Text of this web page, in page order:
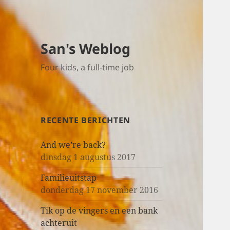
San's Weblog
Four kids, a full-time job
RECENTE BERICHTEN
And we’re back?
dinsdag 1 augustus 2017
Familieuitstap
donderdag 17 november 2016
Tik op de vingers en een bank
achteruit